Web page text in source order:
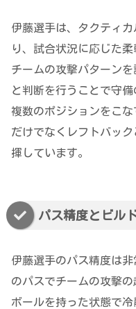
伊藤選手は、タクティ
り、試合状況に応じた
チームの攻撃パターン
と判断を行うことで守
複数のポジションをこ
だけでなくレフトバッ
揮しています。
パス精度とビル
伊藤選手のパス精度は
のパスでチームの攻撃
ボールを持った状態で